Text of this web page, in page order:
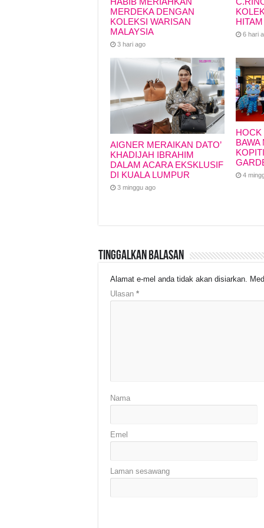
MERDEKA DENGAN
KOLEKSI WARISAN
MALAYSIA
3 hari ago
6 hari
AIGNER MERAIKAN DATO’
KHADIJAH IBRAHIM
DALAM ACARA EKSKLUSIF
DI KUALA LUMPUR
3 minggu ago
HOCK
BAWA
4
Tinggalkan Balasan
Alamat e-mel anda tidak akan disiarkan.
Ulasan *
Nama
Emel
Laman sesawang